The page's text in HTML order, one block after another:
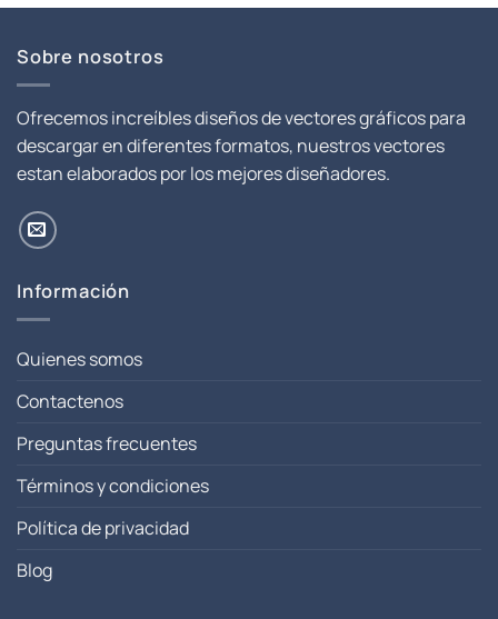
Sobre nosotros
Ofrecemos increíbles diseños de vectores gráficos para
descargar en diferentes formatos, nuestros vectores
estan elaborados por los mejores diseñadores.
Información
Quienes somos
Contactenos
Preguntas frecuentes
Términos y condiciones
Política de privacidad
Blog